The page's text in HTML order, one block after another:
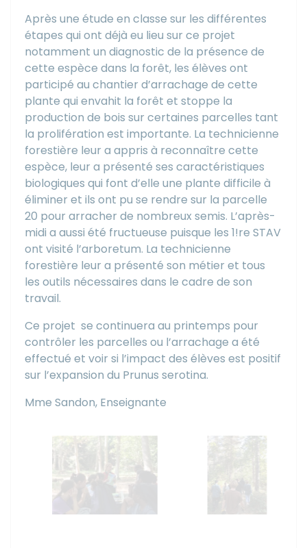
Après une étude en classe sur les différentes
étapes qui ont déjà eu lieu sur ce projet
notamment un diagnostic de la présence de
cette espèce dans la forêt, les élèves ont
participé au chantier d’arrachage de cette
plante qui envahit la forêt et stoppe la
production de bois sur certaines parcelles tant
la prolifération est importante. La technicienne
forestière leur a appris à reconnaître cette
espèce, leur a présenté ses caractéristiques
biologiques qui font d’elle une plante difficile à
éliminer et ils ont pu se rendre sur la parcelle
20 pour arracher de nombreux semis. L’après-
midi a aussi été fructueuse puisque les 1!re STAV
ont visité l’arboretum. La technicienne
forestière leur a présenté son métier et tous
les outils nécessaires dans le cadre de son
travail.
Ce projet se continuera au printemps pour
contrôler les parcelles ou l’arrachage a été
effectué et voir si l’impact des élèves est positif
sur l’expansion du Prunus serotina.
Mme Sandon, Enseignante